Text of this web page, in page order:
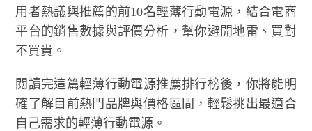
用者熱議與推薦的前10名輕薄行動電源，結合電商
平台的銷售數據與評價分析，幫你避開地雷、買對
不買貴。
閱讀完這篇輕薄行動電源推薦排行榜後，你將能明
確了解目前熱門品牌與價格區間，輕鬆挑出最適合
自己需求的輕薄行動電源。